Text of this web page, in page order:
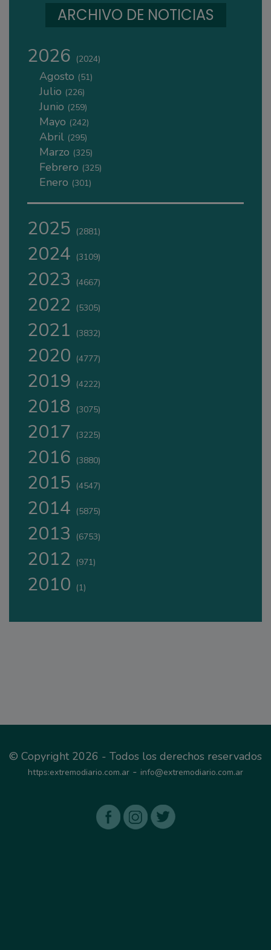
ARCHIVO DE NOTICIAS
2026 (2024)
Agosto (51)
Julio (226)
Junio (259)
Mayo (242)
Abril (295)
Marzo (325)
Febrero (325)
Enero (301)
2025 (2881)
2024 (3109)
2023 (4667)
2022 (5305)
2021 (3832)
2020 (4777)
2019 (4222)
2018 (3075)
2017 (3225)
2016 (3880)
2015 (4547)
2014 (5875)
2013 (6753)
2012 (971)
2010 (1)
© Copyright 2026 - Todos los derechos reservados
https:extremodiario.com.ar - info@extremodiario.com.ar